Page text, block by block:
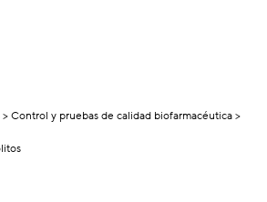
Control y pruebas de calidad biofarmacéutica